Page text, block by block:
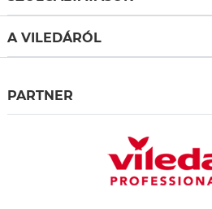
A VILEDÁRÓL
PARTNER